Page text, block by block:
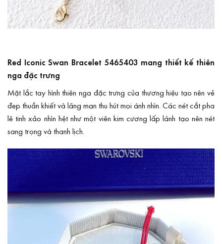
Red Iconic Swan Bracelet 5465403 mang thiết kế thiên
nga đặc trưng
Mặt lắc tay hình thiên nga đặc trưng của thương hiệu tạo nên vẻ
đẹp thuần khiết và lãng mạn thu hút mọi ánh nhìn. Các nét cắt pha
lê tinh xảo nhìn hệt như một viên kim cương lấp lánh tạo nên nét
sang trọng và thanh lịch.